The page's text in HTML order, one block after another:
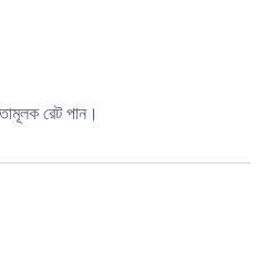
রেট পান।